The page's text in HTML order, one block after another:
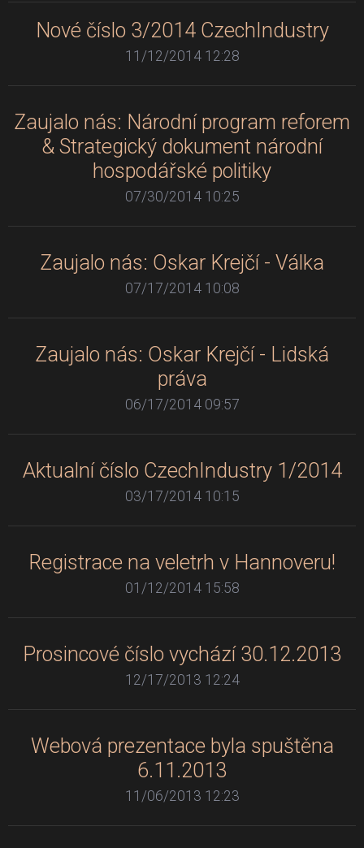
Nové číslo 3/2014 CzechIndustry
11/12/2014 12:28
Zaujalo nás: Národní program reforem
& Strategický dokument národní
hospodářské politiky
07/30/2014 10:25
Zaujalo nás: Oskar Krejčí - Válka
07/17/2014 10:08
Zaujalo nás: Oskar Krejčí - Lidská
práva
06/17/2014 09:57
Aktualní číslo CzechIndustry 1/2014
03/17/2014 10:15
Registrace na veletrh v Hannoveru!
01/12/2014 15:58
Prosincové číslo vychází 30.12.2013
12/17/2013 12:24
Webová prezentace byla spuštěna
6.11.2013
11/06/2013 12:23